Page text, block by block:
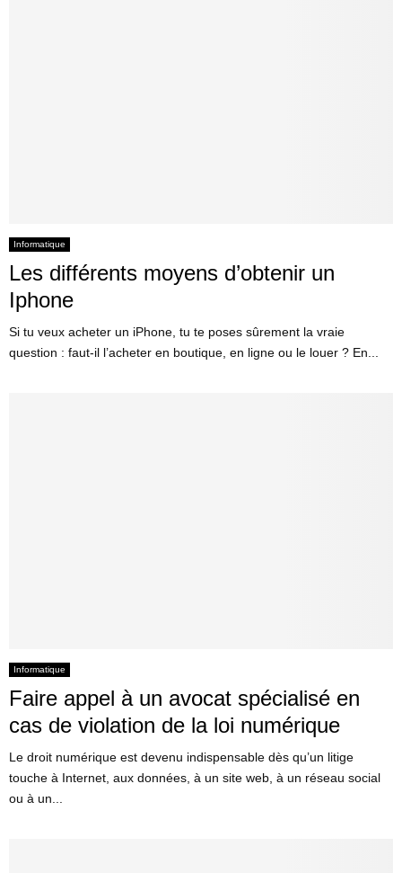
Informatique
Les différents moyens d’obtenir un
Iphone
Si tu veux acheter un iPhone, tu te poses sûrement la vraie
question : faut-il l’acheter en boutique, en ligne ou le louer ? En...
Informatique
Faire appel à un avocat spécialisé en
cas de violation de la loi numérique
Le droit numérique est devenu indispensable dès qu’un litige
touche à Internet, aux données, à un site web, à un réseau social
ou à un...